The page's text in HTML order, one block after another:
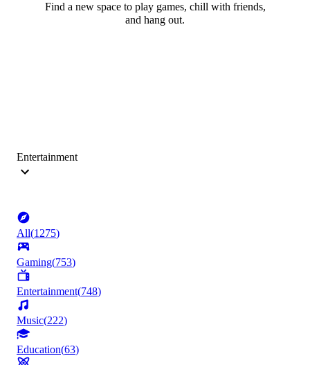
Find a new space to play games, chill with friends,
and hang out.
Entertainment
All(1275)
Gaming(753)
Entertainment(748)
Music(222)
Education(63)